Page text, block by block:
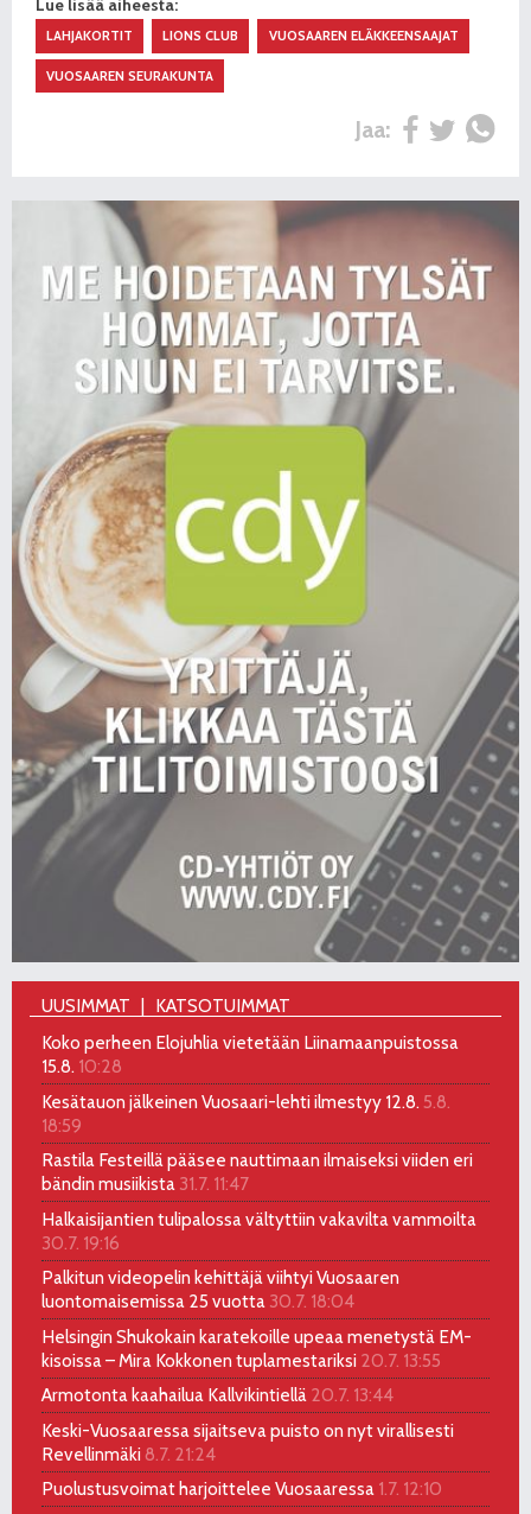
Lue lisää aiheesta:
LAHJAKORTIT LIONS CLUB VUOSAAREN ELÄKKEENSAAJAT
VUOSAAREN SEURAKUNTA
Jaa:
UUSIMMAT
KATSOTUIMMAT
Koko perheen Elojuhlia vietetään Liinamaanpuistossa
15.8. 10:28
Kesätauon jälkeinen Vuosaari-lehti ilmestyy 12.8. 5.8.
18:59
Rastila Festeillä pääsee nauttimaan ilmaiseksi viiden eri
bändin musiikista 31.7. 11:47
Halkaisijantien tulipalossa vältyttiin vakavilta vammoilta
30.7. 19:16
Palkitun videopelin kehittäjä viihtyi Vuosaaren
luontomaisemissa 25 vuotta 30.7. 18:04
Helsingin Shukokain karatekoille upeaa menetystä EM-
kisoissa – Mira Kokkonen tuplamestariksi 20.7. 13:55
Armotonta kaahailua Kallvikintiellä 20.7. 13:44
Keski-Vuosaaressa sijaitseva puisto on nyt virallisesti
Revellinmäki 8.7. 21:24
Puolustusvoimat harjoittelee Vuosaaressa 1.7. 12:10